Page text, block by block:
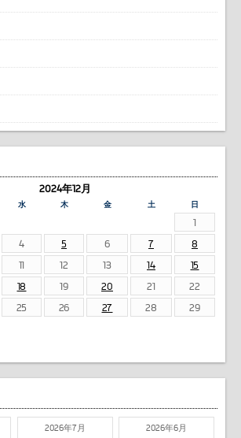
2024年12月
水 木 金 土 日
1
4 5 6 7
8
11 12 13 14
15
18 19 20 21
22
25 26 27 28
29
2026年7月 2026年6月